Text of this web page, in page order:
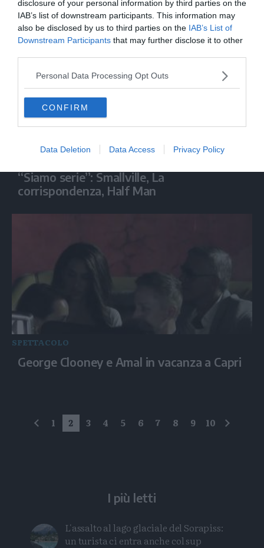
disclosure of your personal information by third parties on the
IAB’s list of downstream participants. This information may
also be disclosed by us to third parties on the IAB’s List of
Downstream Participants that may further disclose it to other
Personal Data Processing Opt Outs
CONFIRM
Data Deletion Data Access Privacy Policy
insegna a difendere le proprie idee”
“Siamo serie”: Smallville, La
corrispondenza, Half Man
SPETTACOLO
George Clooney e Amal in vacanza a Capri
precedente
1 2 3 4 5 6 7 8 9 10
I più letti
L'assalto al lago glaciale del Sorapiss:
un turista ci entra anche col sup